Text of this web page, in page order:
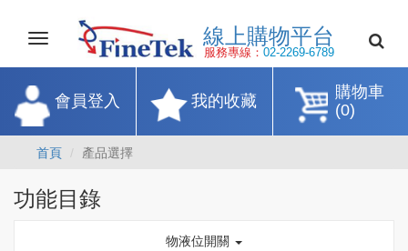
Toggle
navigation
線上購物平
服務專線：02-2269-
購物車
(0)
我的收藏
會員登入
首頁 產品選擇
功能目錄
物液位開關